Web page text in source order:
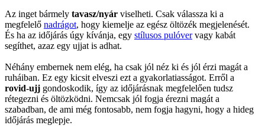
Az inget bármely tavasz/nyár viselheti. Csak válassza ki a
megfelelő nadrágot, hogy kiemelje az egész öltözék megjelenését.
És ha az időjárás úgy kívánja, egy stílusos pulóvervagy kabát
segíthet, azaz egy ujjat is adhat.
Néhány embernek nem elég, ha csak jól néz ki és jól érzi magát a
ruháiban. Ez egy kicsit elveszi ezt a gyakorlatiasságot. Erről a
rovid-ujj gondoskodik, így az időjárásnak megfelelően tudsz
rétegezni és öltözködni. Nemcsak jól fogja érezni magát a
szabadban, de ami még fontosabb, nem fogja hagyni, hogy a hideg
időjárás meglepje.